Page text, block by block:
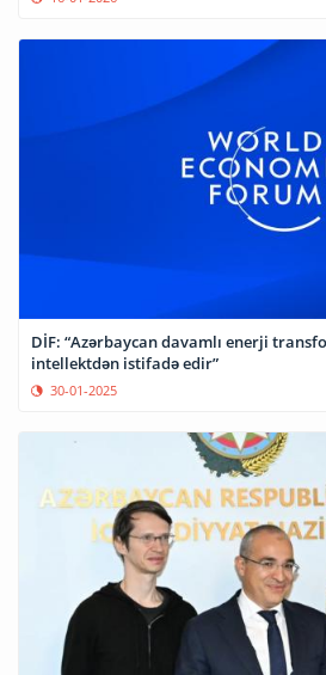
DİF: “Azərbaycan davamlı enerji
intellektdən istifadə edir”
30-01-2025